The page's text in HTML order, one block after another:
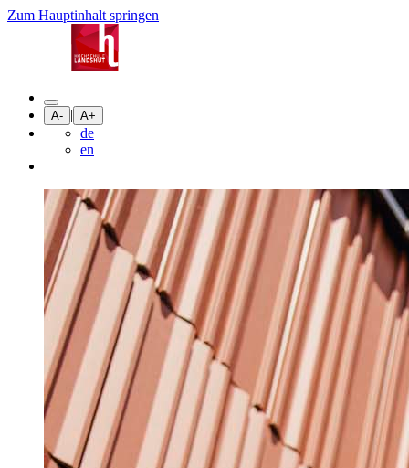
Zum Hauptinhalt springen
A- | A+
de
en